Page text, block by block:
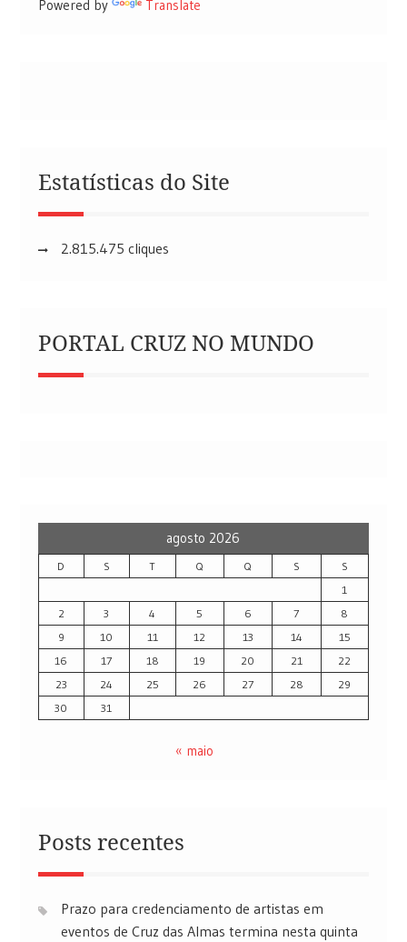
Powered by Translate
Estatísticas do Site
2.815.475 cliques
PORTAL CRUZ NO MUNDO
agosto 2026
D S T Q Q S
S
1
2
3 4 5 6 7
8
9
10 11 12 13 14
15
16
17 18 19 20 21
22
23
24 25 26 27 28
29
30
31
« maio
Posts recentes
Prazo para credenciamento de artistas em
eventos de Cruz das Almas termina nesta quinta